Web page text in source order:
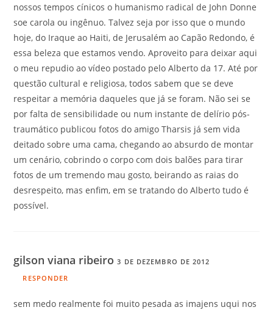
nossos tempos cínicos o humanismo radical de John Donne
soe carola ou ingênuo. Talvez seja por isso que o mundo
hoje, do Iraque ao Haiti, de Jerusalém ao Capão Redondo, é
essa beleza que estamos vendo. Aproveito para deixar aqui
o meu repudio ao vídeo postado pelo Alberto da 17. Até por
questão cultural e religiosa, todos sabem que se deve
respeitar a memória daqueles que já se foram. Não sei se
por falta de sensibilidade ou num instante de delírio pós-
traumático publicou fotos do amigo Tharsis já sem vida
deitado sobre uma cama, chegando ao absurdo de montar
um cenário, cobrindo o corpo com dois balões para tirar
fotos de um tremendo mau gosto, beirando as raias do
desrespeito, mas enfim, em se tratando do Alberto tudo é
possível.
gilson viana ribeiro3 DE DEZEMBRO DE 2012
RESPONDER
sem medo realmente foi muito pesada as imajens uqui nos